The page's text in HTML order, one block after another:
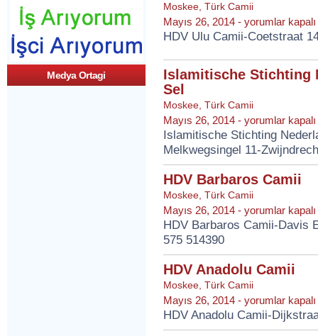
Medya Ortagi
Moskee Türk Camii
Mayıs 26, 2014 - HDV
Ulu
Camii
yorumlar kapalı
HDV Ulu Camii-Coetstraat
Islamitische Stichting
Sel
Moskee Türk Camii
Mayıs 26, 2014 - Islamitische
Stichting
Nederland
Yavuz
için
yorumlar kapalı
Islamitische Stichting
Melkwegsingel 11-
HDV Barbaros Camii
Moskee Türk Camii
Mayıs 26, 2014 - HDV
Barbaros
Camii
yorumlar kapalı
HDV Barbaros Camii-Davis
575 514390
HDV Anadolu Camii
Moskee Türk Camii
Mayıs 26, 2014 - HDV
Anadolu
Camii
için
yorumlar kapalı
HDV Anadolu Camii-